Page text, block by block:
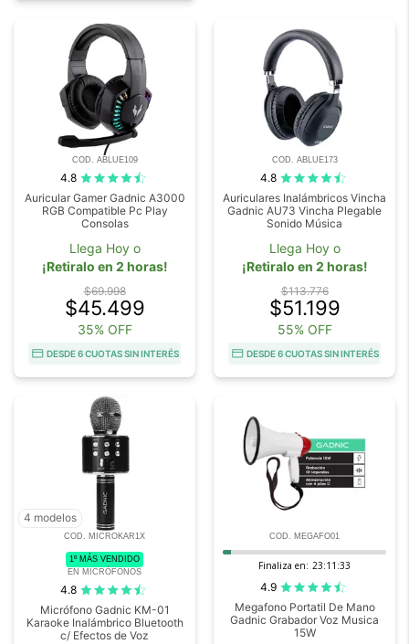
COD. ABLUE109
4.8
Auricular Gamer Gadnic A3000
RGB Compatible Pc Play
Consolas
Llega Hoy o
¡Retiralo en 2 horas!
$69.998
$45.499
35% OFF
DESDE 6 CUOTAS SIN INTERÉS
COD. ABLUE173
4.8
Auriculares Inalámbricos Vincha
Gadnic AU73 Vincha Plegable
Sonido Música
Llega Hoy o
¡Retiralo en 2 horas!
$113.776
$51.199
55% OFF
DESDE 6 CUOTAS SIN INTERÉS
4 modelos
COD. MICROKAR1X
1º MÁS VENDIDO
EN MICRÓFONOS
4.8
Micrófono Gadnic KM-01
Karaoke Inalámbrico Bluetooth
c/ Efectos de Voz
COD. MEGAFO01
Finaliza en: 23:11:32
4.9
Megafono Portatil De Mano
Gadnic Grabador Voz Musica
15W